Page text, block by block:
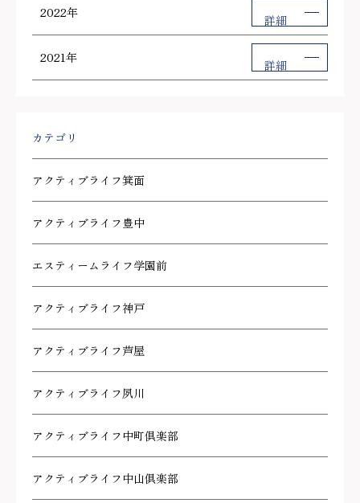
2022年 詳細
2021年 詳細
カテゴリ
アクティブライフ箕面
アクティブライフ豊中
エスティームライフ学園前
アクティブライフ神戸
アクティブライフ芦屋
アクティブライフ夙川
アクティブライフ中町倶楽部
アクティブライフ中山倶楽部